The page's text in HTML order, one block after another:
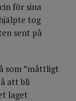
för sina
tog
sent på
som ”måttligt
att bli
laget